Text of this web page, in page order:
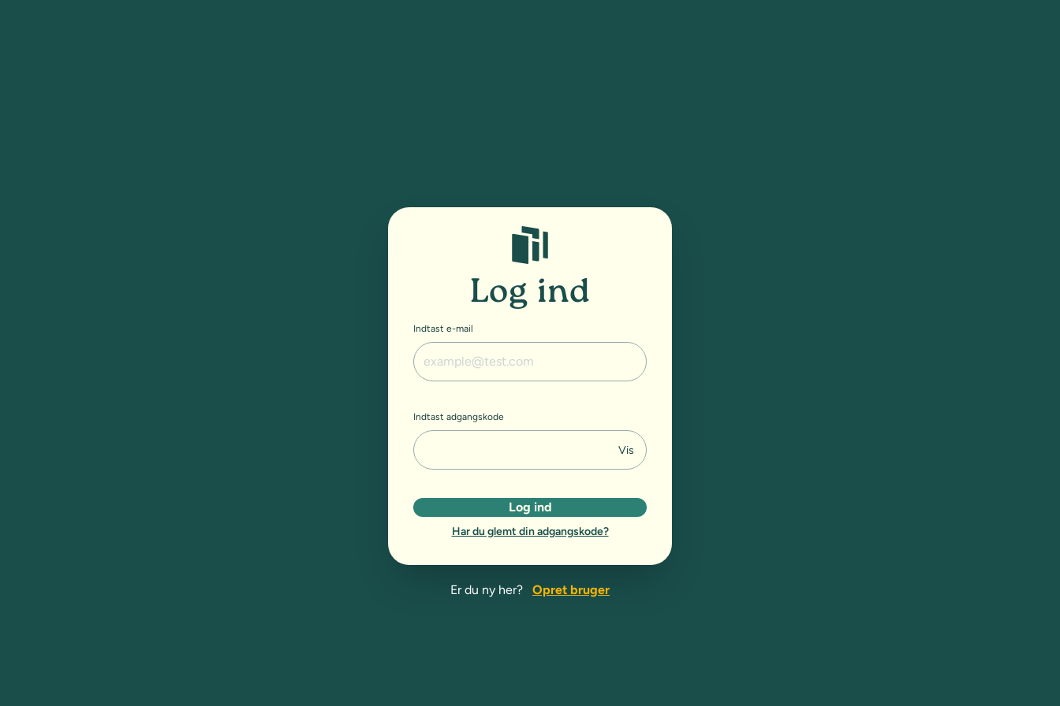
Log ind
Indtast e-mail
Indtast adgangskode
Vis
Log ind
Har du glemt din adgangskode?
Er du ny her? Opret bruger